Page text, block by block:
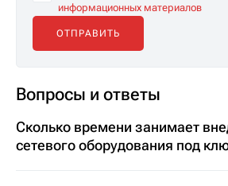
информационных материалов
Вопросы и ответы
Сколько времени занимает
сетевого оборудования под